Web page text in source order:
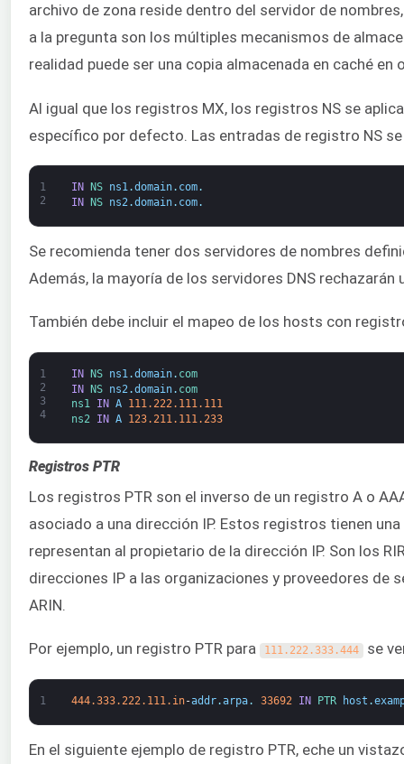
archivo de zona reside dentro del servidor de
a la pregunta son los múltiples mecanismos de
realidad puede ser una copia almacenada en caché en
Al igual que los registros MX, los registros NS se
específico por defecto. Las entradas de registro NS
1
2
IN NS ns1.domain. com.
IN NS ns2.domain. com.
Se recomienda tener dos servidores de nombres
Además, la mayoría de los servidores DNS
También debe incluir el mapeo de los hosts con
1
2
3
4
IN NS ns1.domain. com
IN NS ns2 .domain. com
ns1 IN A
111.222.111.111
ns2 IN A 123.211.111.233
Registros PTR
Los registros PTR son el inverso de un registro A o
asociado a una dirección IP. Estos registros tienen
representan al propietario de la dirección IP. Son los
direcciones IP a las organizaciones y proveedores de
ARIN.
Por ejemplo, un registro PTR para 111.222.333.444 se
1 444.333.222.111.in-addr.arpa. 33692 IN PTR host .
En el siguiente ejemplo de registro PTR, eche un